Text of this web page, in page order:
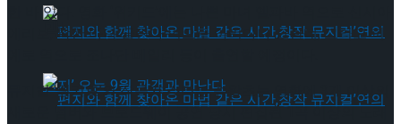
막!
한 바 있다. 영화 ‘위키드’에는 나쁜 마녀 엘파바 역으로 신시아
에리보, 착한 마녀 글린다 역으로 아리아나 그란데, 그리고 피
뮤지컬 ‘위키드’의 작곡가 스티븐 슈왈츠는 영화에 3개 이상의
새로운 넘버와 브로드웨이 공연 당시 편집된 1곡 이상의 노래